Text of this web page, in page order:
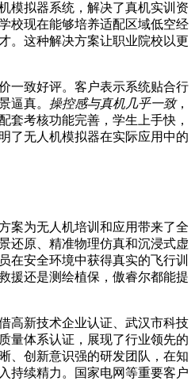
模拟器系统，解决了真机实训资
校现在能够培养适配区域低空经
。这种解决方案让职业院校以更
一致好评。客户表示系统贴合行
逼真。 操控感与真机几乎一致，
套考核功能完善，学生上手快，
了无人机模拟器在实际应用中的
案为无人机培训和应用带来了全
还原、精准物理仿真和沉浸式虚
在安全环境中获得真实的飞行训
援还是测绘植保，傲睿尔都能提
高新技术企业认证、武汉市科技
量体系认证，展现了行业领先的
、创新意识强的研发团队，在知
持续精力。国家电网等重要客户